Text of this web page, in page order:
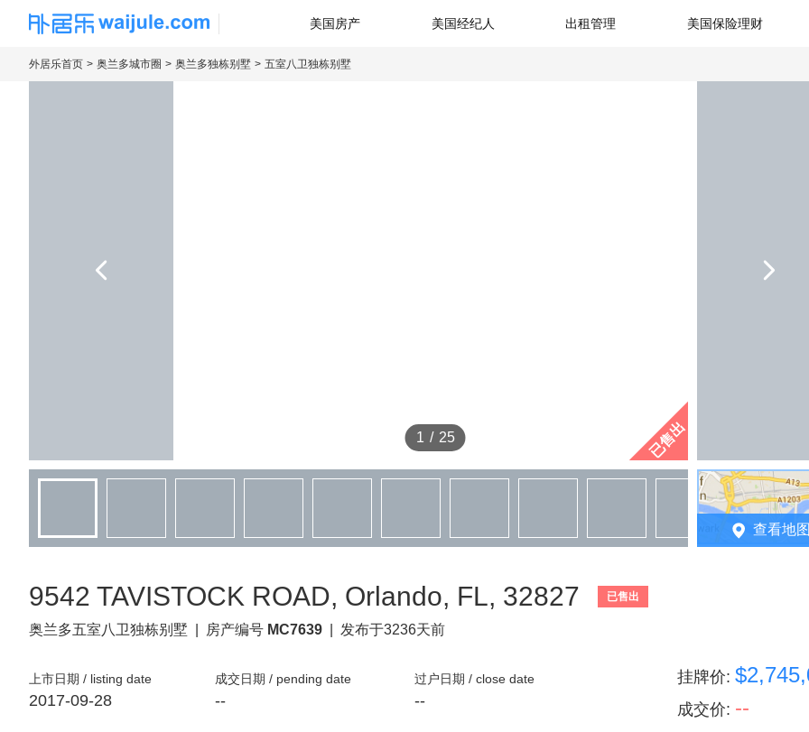
海外房产信息平台
美国房产 美国经纪人 出租管理 美国保险理财
外居乐首页 奥兰多城市圈 奥兰多独栋别墅 五室八卫独栋别墅
1 / 25 已售出
查看地
9542 TAVISTOCK ROAD, Orlando, FL, 32827 已售出
奥兰多五室八卫独栋别墅 房产编号 MC7639 发布于3236天前
上市日期 / listing date
2017-09-28
成交日期 / pending date
--
过户日期 / close date
--
挂牌价:
成交价: --